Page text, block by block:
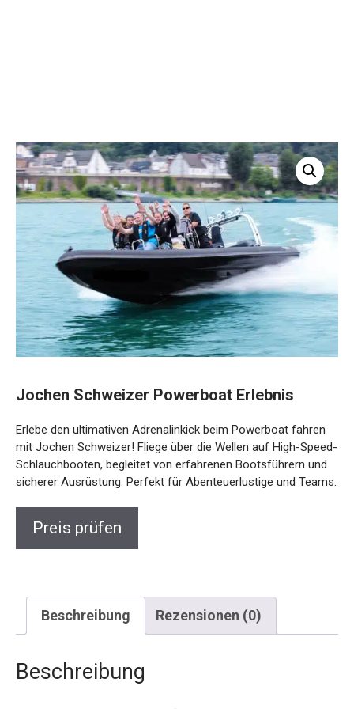
Jochen Schweizer Powerboat Erlebnis
Erlebe den ultimativen Adrenalinkick beim Powerboat fahren
mit Jochen Schweizer! Fliege über die Wellen auf High-
Speed-Schlauchbooten, begleitet von erfahrenen
Bootsführern und sicherer Ausrüstung. Perfekt für
Abenteuerlustige und Teams.
Preis prüfen
Beschreibung Rezensionen (0)
Beschreibung